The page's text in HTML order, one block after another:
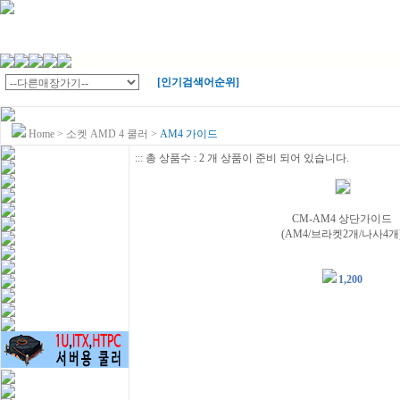
[인기검색어순위]
Home > 소켓 AMD 4 쿨러 > AM4 가이드
::: 총 상품수 : 2 개 상품이 준비 되어 있습니다.
CM-AM4 상단가이드
(AM4/브라켓2개/나사4
1,200